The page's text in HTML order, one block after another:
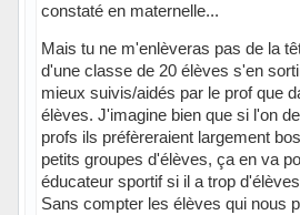
constaté en maternelle...
Mais tu ne m'enlèveras pas de la
d'une classe de 20 élèves s'en
mieux suivis/aidés par le prof que
élèves. J'imagine bien que si l'on
profs ils préfèreraient largement
petits groupes d'élèves, ça en va
éducateur sportif si il a trop
Sans compter les élèves qui nous